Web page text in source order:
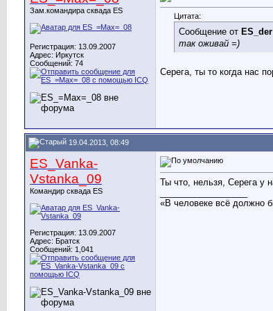
Зам.командира сквада ES
Регистрация: 13.09.2007
Адрес: Иркутск
Сообщений: 74
Цитата:
Сообщение от
так оживай =)
Серега, ты то когда нас
19.04.2013, 08:49
ES_Vanka-
Vstanka_09
Командир сквада ES
Регистрация: 13.09.2007
Адрес: Братск
Сообщений: 1,041
Ты что, нельзя, Серега у
«В человеке всё должно